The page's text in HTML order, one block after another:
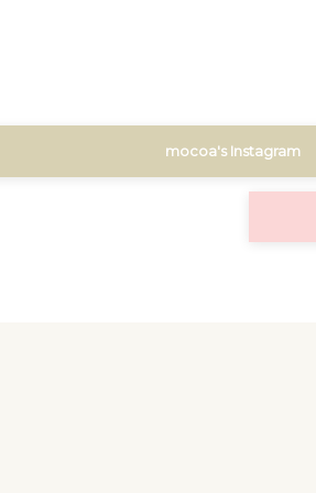
mocoa's Instagram